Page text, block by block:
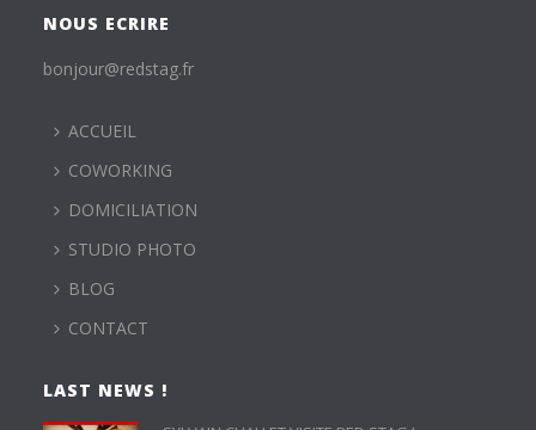
NOUS ECRIRE
bonjour@redstag.fr
ACCUEIL
COWORKING
DOMICILIATION
STUDIO PHOTO
BLOG
CONTACT
LAST NEWS !